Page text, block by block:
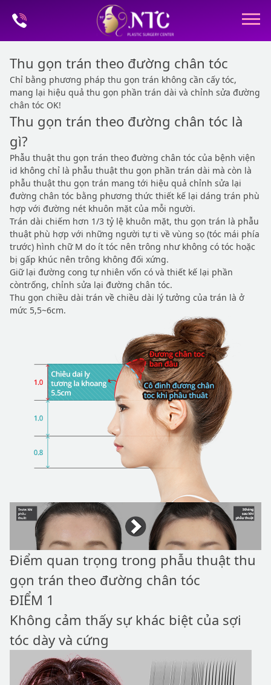
Thu gọn trán theo đường chân tóc
Chỉ bằng phương pháp thu gọn trán không cần cấy tóc,
mang lại hiệu quả thu gọn phần trán dài và chỉnh sửa đường
chân tóc OK!
Thu gọn trán theo đường chân tóc là
gì?
Phẫu thuật thu gọn trán theo đường chân tóc của bệnh viện
id không chỉ là phẫu thuật thu gọn phần trán dài mà còn là
phẫu thuật thu gọn trán mang tới hiệu quả chỉnh sửa lại
đường chân tóc bằng phương thức thiết kế lại dáng trán phù
hợp với đường nét khuôn mặt của mỗi người.
Trán dài chiếm hơn 1/3 tỷ lệ khuôn mặt, thu gọn trán là phẫu
thuật phù hợp với những người tự ti về vùng sọ (tóc mái phía
trước) hình chữ M do ít tóc nên trông như không có tóc hoặc
bị gấp khúc nên trông không đối xứng.
Giữ lại đường cong tự nhiên vốn có và thiết kế lại phần
còntrống, chỉnh sửa lại đường chân tóc.
Thu gọn chiều dài trán về chiều dài lý tưởng của trán là ở
mức 5,5~6cm.
Điểm quan trọng trong phẫu thuật thu
gọn trán theo đường chân tóc
ĐIỂM 1
Không cảm thấy sự khác biệt của sợi
tóc dày và cứng